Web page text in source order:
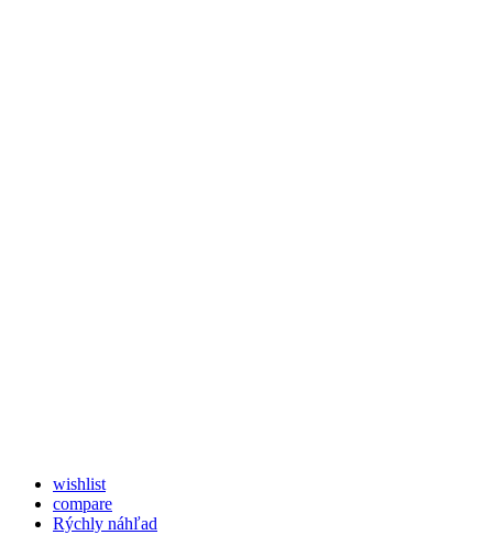
wishlist
compare
Rýchly náhľad